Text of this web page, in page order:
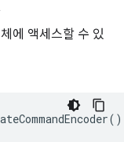
에 액세스할 수 있